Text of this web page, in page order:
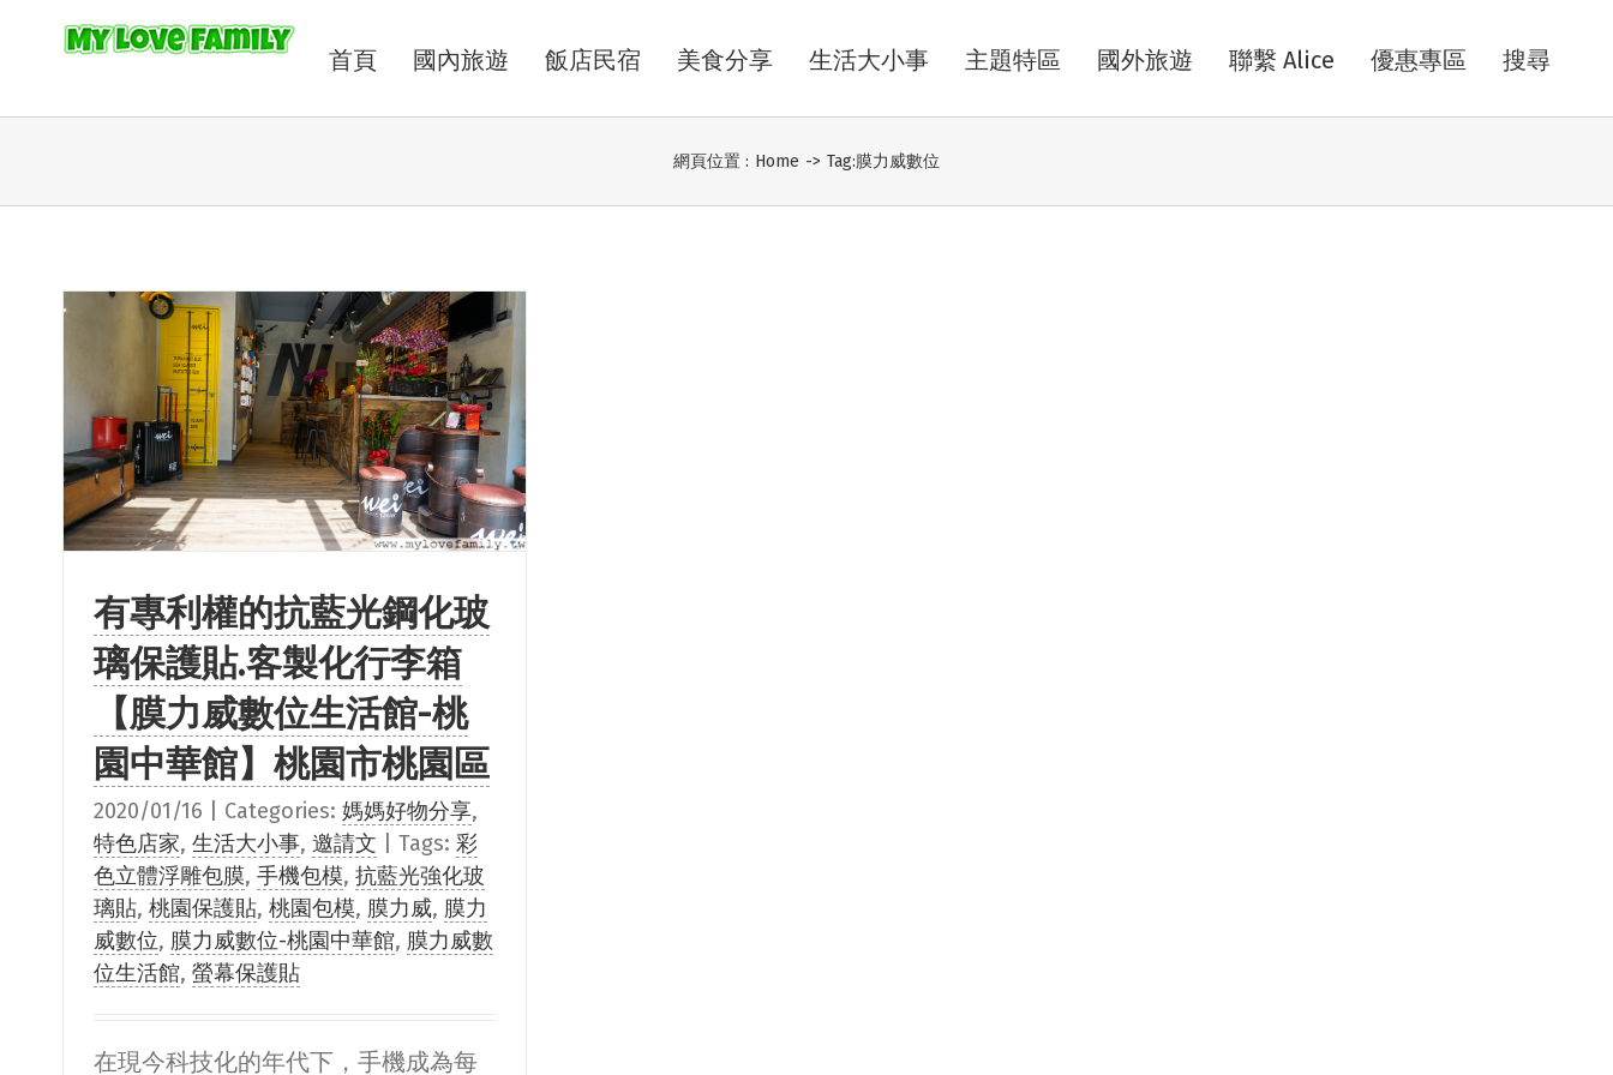
首頁 國內旅遊 飯店民宿 美食分享 生活大小事 主題特區 國外旅遊 聯繫 Alice 優惠專區 搜尋
網頁位置 : Home -> Tag:膜力威數位
有專利權的抗藍光鋼化玻
璃保護貼.客製化行李箱
【膜力威數位生活館-桃
園中華館】桃園市桃園區
2020/01/16 Categories: 媽媽好物分享,
特色店家, 生活大小事, 邀請文 Tags: 彩
色立體浮雕包膜, 手機包模, 抗藍光強化玻
璃貼, 桃園保護貼, 桃園包模, 膜力威, 膜力
威數位, 膜力威數位-桃園中華館, 膜力威數
位生活館, 螢幕保護貼
在現今科技化的年代下，手機成為每